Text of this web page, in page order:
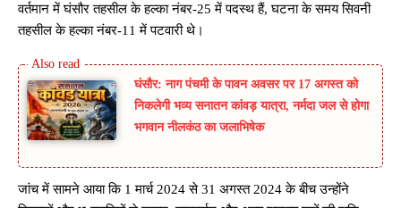
वर्तमान में घंसौर तहसील के हल्का नंबर-25 में पदस्थ हैं, घटना के समय सिवनी
तहसील के हल्का नंबर-11 में पटवारी थे।
घंसौर: नाग पंचमी के पावन अवसर पर 17 अगस्त को
निकलेगी भव्य सनातन कांवड़ यात्रा, नर्मदा जल से होगा
भगवान नीलकंठ का जलाभिषेक
जांच में सामने आया कि 1 मार्च 2024 से 31 अगस्त 2024 के बीच उन्होंने